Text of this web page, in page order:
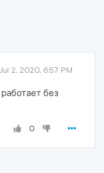
Jul 2, 2020, 6:57 PM
без
0